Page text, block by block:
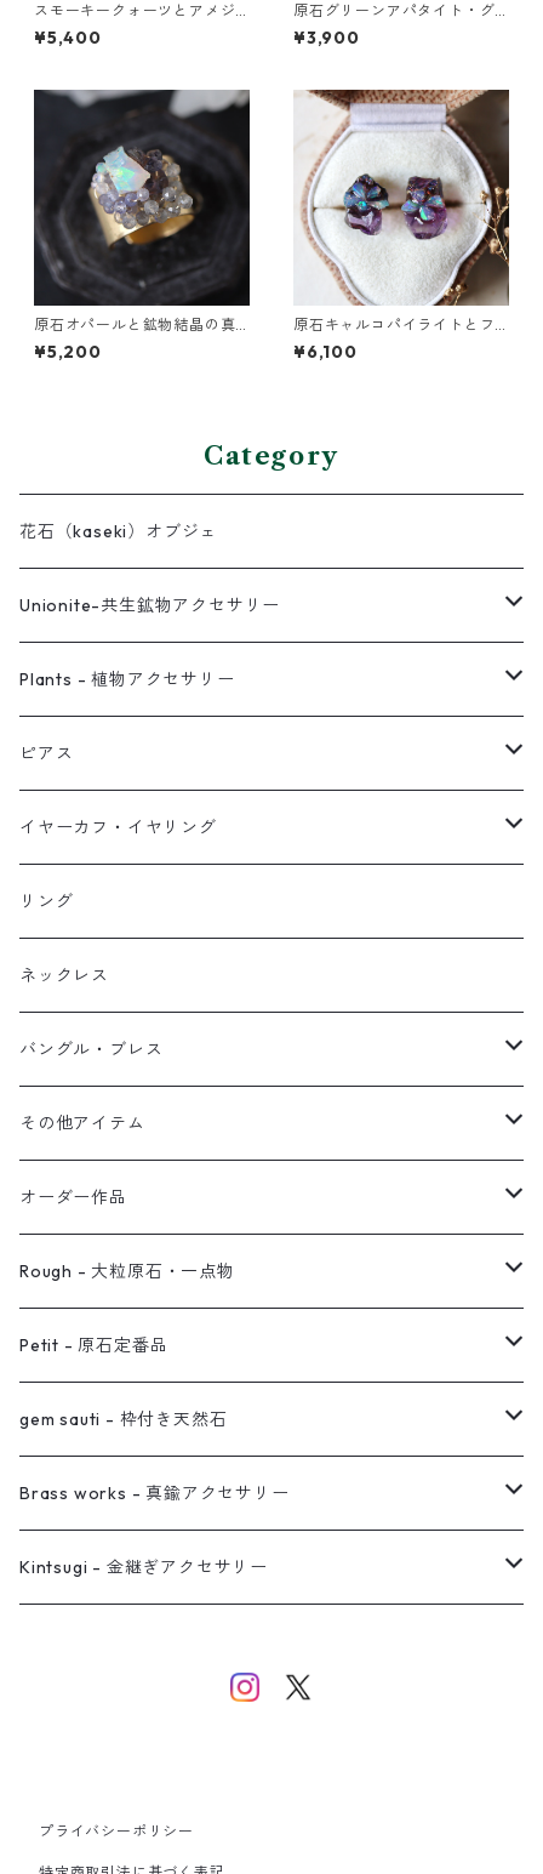
スモーキークォーツとアメジ
ストの真鍮3連バングル
¥5,400
原石グリーンアパタイト・グ
レーパールの2連バングル
¥3,900
原石オパールと鉱物結晶の真
鍮幅広イヤーカフ
¥5,200
原石キャルコパイライトとフ
ローライトのプチピアス
¥6,100
Category
花石（kaseki）オブジェ
Unionite-共生鉱物アクセサリー
ピアス
ネックレス
イヤーカフ
イヤリング
Plants - 植物アクセサリー
ピアス
ネックレス
リング
ブレス
オブジェ
イヤーカフ
ピアス
スタッド・一粒
フック・ぶら下がり
フープ
イヤーカフ・イヤリング
原石イヤーカフ
植物イヤーカフ
ぶら下がりイヤーカフ
2連イヤーカフ
イヤリング対応
ノンホールピアス
オーダー用ページ
真鍮イヤーカフ
リング
ネックレス
バングル・ブレス
ブレスレット
バングル
その他アイテム
ブローチ
ヘアアクセサリー
オーダー作品
リング
ネックレス
ピアス
イヤーカフ
バングル
Rough - 大粒原石・一点物
ピアス
リング
ネックレス
イヤーカフ
Petit - 原石定番品
ピアス
リング
ネックレス
gem sauti - 枠付き天然石
ピアス
ネックレス
Brass works - 真鍮アクセサリー
リング
バングル
Kintsugi - 金継ぎアクセサリー
プライバシーポリシー